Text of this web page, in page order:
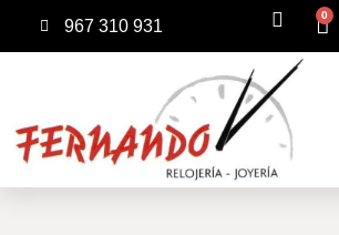
967 310 931
0